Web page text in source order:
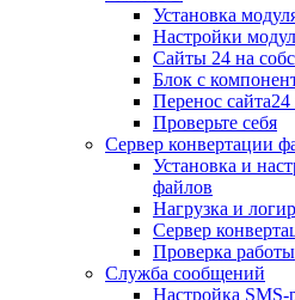
Установка
Настройки
Сайты 24 на
Блок с
Перенос
Проверьте себя
Сервер конвертации
Установка и
файлов
Нагрузка и
Сервер
Проверка работы
Служба сообщений
Настройка SMS-